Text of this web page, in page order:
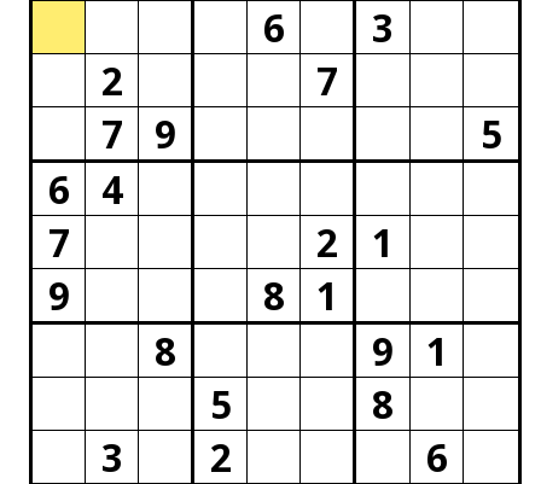
6
3
2
7
7
9
5
6
4
7
2
1
9
8
1
8
9
1
5
8
3
2 6